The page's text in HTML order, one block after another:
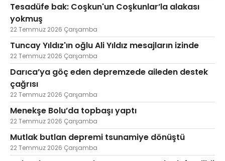
Tesadüfe bak: Coşkun'un Coşkunlar’la alakası
yokmuş
22 Temmuz 2026 Çarşamba
Tuncay Yıldız'ın oğlu Ali Yıldız mesajların izinde
22 Temmuz 2026 Çarşamba
Darıca’ya göç eden depremzede aileden destek
çağrısı
22 Temmuz 2026 Çarşamba
Menekşe Bolu’da topbaşı yaptı
22 Temmuz 2026 Çarşamba
Mutlak butlan depremi tsunamiye dönüştü
22 Temmuz 2026 Çarşamba